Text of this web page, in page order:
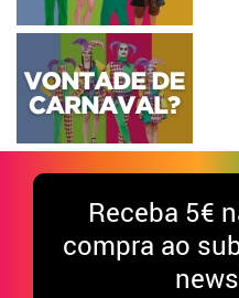
Receba 5€
compra ao